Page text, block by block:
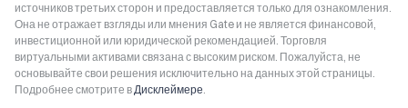
источников третьих сторон и предоставляется только для ознакомления.
Она не отражает взгляды или мнения Gate и не является финансовой,
инвестиционной или юридической рекомендацией. Торговля
виртуальными активами связана с высоким риском. Пожалуйста, не
основывайте свои решения исключительно на данных этой страницы.
Подробнее смотрите вДисклеймере.